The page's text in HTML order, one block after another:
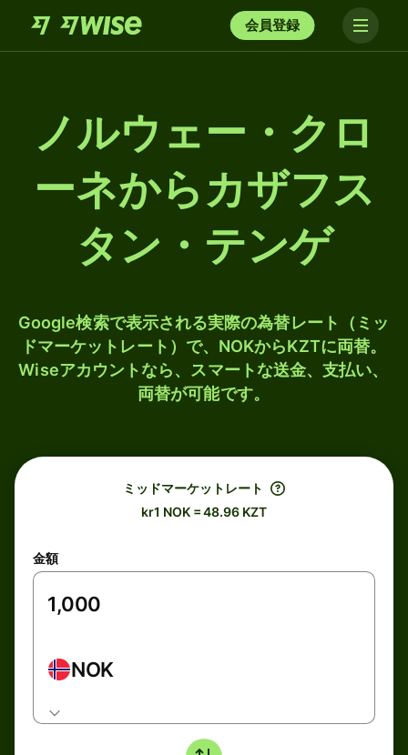
会員登録
ノルウェー・クロ
ーネからカザフス
タン・テンゲ
Google検索で表示される実際の為替レート（ミッ
ドマーケットレート）で、NOKからKZTに両替。
Wiseアカウントなら、スマートな送金、支払い、
両替が可能です。
ミッドマーケットレート
kr1 NOK = 48.96 KZT
金額
NOK